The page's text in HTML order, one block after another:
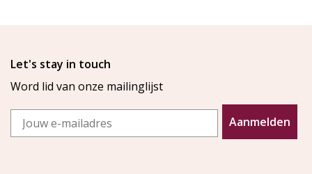
Let's stay in touch
Word lid van onze mailinglijst
Email
Aanmelden